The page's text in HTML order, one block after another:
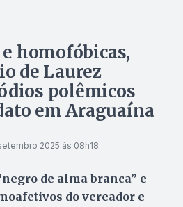
homofóbicas,
de Laurez
polêmicos
em Araguaína
2025 às 08h18
de alma branca” e
do vereador e